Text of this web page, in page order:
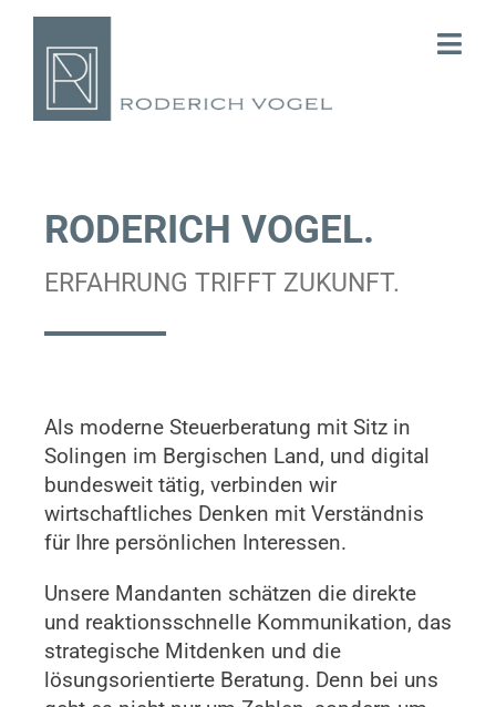
Skip
content
Kanzlei
Kontakt
RODERICH VOGEL.
ERFAHRUNG TRIFFT ZUKUNFT.
Als moderne Steuerberatung mit Sitz in
Solingen im Bergischen Land, und digital
bundesweit tätig, verbinden wir
wirtschaftliches Denken mit Verständnis
für Ihre persönlichen Interessen.
Unsere Mandanten schätzen die direkte
und reaktionsschnelle Kommunikation, das
strategische Mitdenken und die
lösungsorientierte Beratung. Denn bei uns